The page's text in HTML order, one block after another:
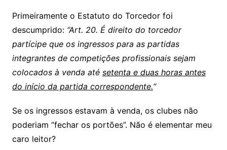
Primeiramente o Estatuto do Torcedor foi
descumprido:“Art. 20. É direito do torcedor
partícipe que os ingressos para as partidas
integrantes de competições profissionais sejam
colocados à venda até setenta e duas horas antes
do início da partida correspondente.“
Se os ingressos estavam à venda, os clubes não
poderiam “fechar os portões”. Não é elementar meu
caro leitor?